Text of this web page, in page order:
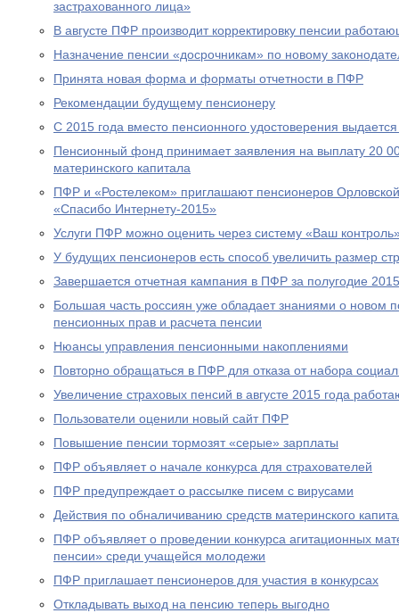
застрахованного лица»
В августе ПФР производит корректировку пенсии
Назначение пенсии «досрочникам» по новому
Принята новая форма и форматы отчетности в ПФР
Рекомендации будущему пенсионеру
С 2015 года вместо пенсионного удостоверения выдается
Пенсионный фонд принимает заявления на выплату 20
материнского капитала
ПФР и «Ростелеком» приглашают пенсионеров Орловской
«Спасибо Интернету-2015»
Услуги ПФР можно оценить через систему «Ваш
У будущих пенсионеров есть способ увеличить размер
Завершается отчетная кампания в ПФР за полугодие
Большая часть россиян уже обладает знаниями о новом
пенсионных прав и расчета пенсии
Нюансы управления пенсионными накоплениями
Повторно обращаться в ПФР для отказа от набора
Увеличение страховых пенсий в августе 2015 года
Пользователи оценили новый сайт ПФР
Повышение пенсии тормозят «серые» зарплаты
ПФР объявляет о начале конкурса для страхователей
ПФР предупреждает о рассылке писем с вирусами
Действия по обналичиванию средств материнского
ПФР объявляет о проведении конкурса агитационных
пенсии» среди учащейся молодежи
ПФР приглашает пенсионеров для участия в конкурсах
Откладывать выход на пенсию теперь выгодно